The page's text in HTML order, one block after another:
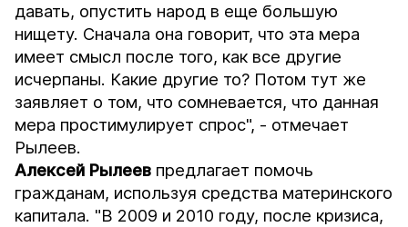
давать, опустить народ в еще большую
нищету. Сначала она говорит, что эта мера
имеет смысл после того, как все другие
исчерпаны. Какие другие то? Потом тут же
заявляет о том, что сомневается, что данная
мера простимулирует спрос", - отмечает
Рылеев.
Алексей Рылеев предлагает помочь
гражданам, используя средства материнского
капитала. "В 2009 и 2010 году, после кризиса,